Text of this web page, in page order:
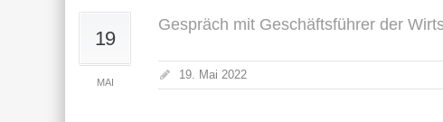
19
MAI
Gespräch mit Geschäftsführer der
19. Mai 2022